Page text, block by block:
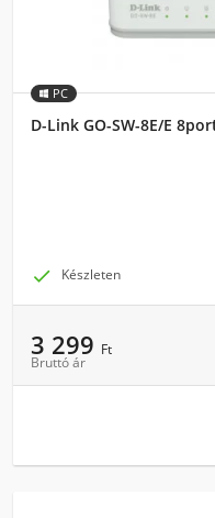
PC
D-Link GO-SW-8E/E
 Készleten
3 299 Ft
Bruttó ár